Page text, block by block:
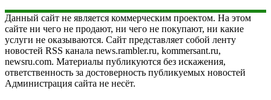
Данный сайт не является коммерческим проектом. На этом
сайте ни чего не продают, ни чего не покупают, ни какие
услуги не оказываются. Сайт представляет собой ленту
новостей RSS канала news.rambler.ru, kommersant.ru,
newsru.com. Материалы публикуются без искажения,
ответственность за достоверность публикуемых новостей
Администрация сайта не несёт.